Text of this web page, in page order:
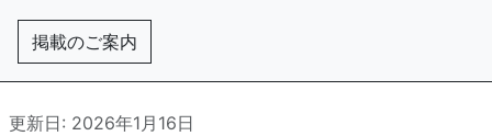
掲載のご案内
更新日: 2026年1月16日